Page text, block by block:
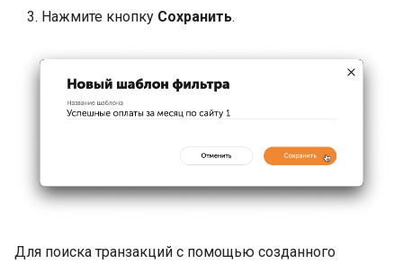
Нажмите кнопку Сохранить.
Для поиска транзакций с помощью созданного